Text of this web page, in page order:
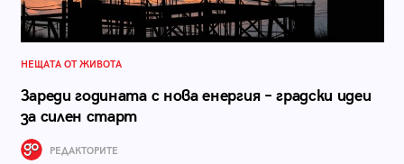
НЕЩАТА ОТ ЖИВОТА
Зареди годината с нова енергия – градски идеи
за силен старт
РЕДАКТОРИТЕ